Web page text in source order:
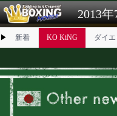
試合日程 試合結果
新着